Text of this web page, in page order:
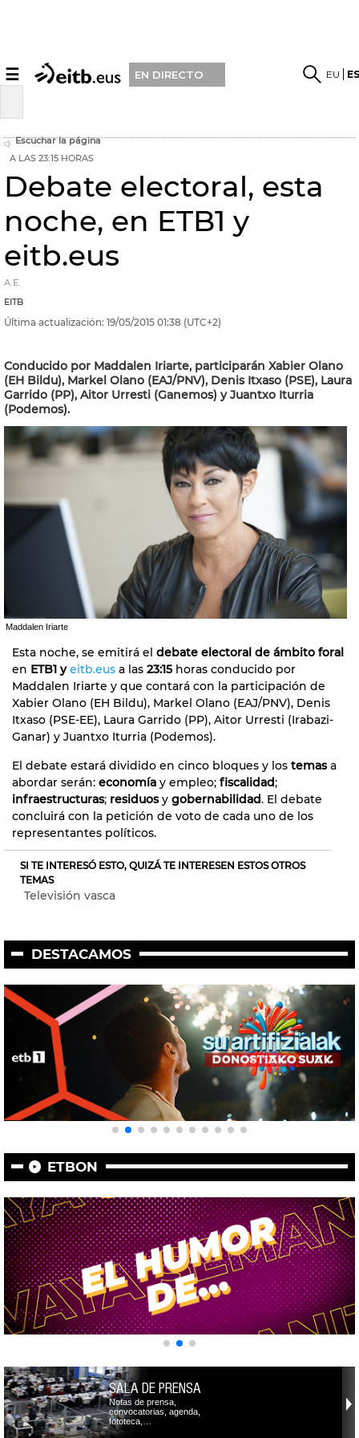
☰ EN DIRECTO EU
Escuchar la página
A LAS 23:15 HORAS
Debate electoral, esta
noche, en ETB1 y
eitb.eus
A.E.
EITB
Última actualización: 19/05/2015 01:38 (UTC+2)
Conducido por Maddalen Iriarte, participarán Xabier Olano
(EH Bildu), Markel Olano (EAJ/PNV), Denis Itxaso (PSE), Laura
Garrido (PP), Aitor Urresti (Ganemos) y Juantxo Iturria
(Podemos).
Maddalen Iriarte
Esta noche, se emitirá el debate electoral de ámbito foral
en ETB1 yeitb.eus a las 23:15horas conducido por
Maddalen Iriarte y que contará con la participación de
Xabier Olano (EH Bildu), Markel Olano (EAJ/PNV), Denis
Itxaso (PSE-EE), Laura Garrido (PP), Aitor Urresti (Irabazi-
Ganar) y Juantxo Iturria (Podemos).
El debate estará dividido en cinco bloques y los temasa
abordar serán: economía y empleo; fiscalidad;
infraestructuras; residuosy gobernabilidad. El debate
concluirá con la petición de voto de cada uno de los
representantes políticos.
SI TE INTERESÓ ESTO, QUIZÁ TE INTERESEN ESTOS OTROS
TEMAS
Televisión vasca
DESTACAMOS
ETBON
SALA DE PRENSA
Notas de prensa,
convocatorias, agenda,
fototeca,…